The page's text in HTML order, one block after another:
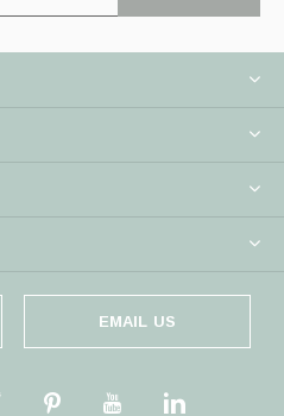
EMAIL US